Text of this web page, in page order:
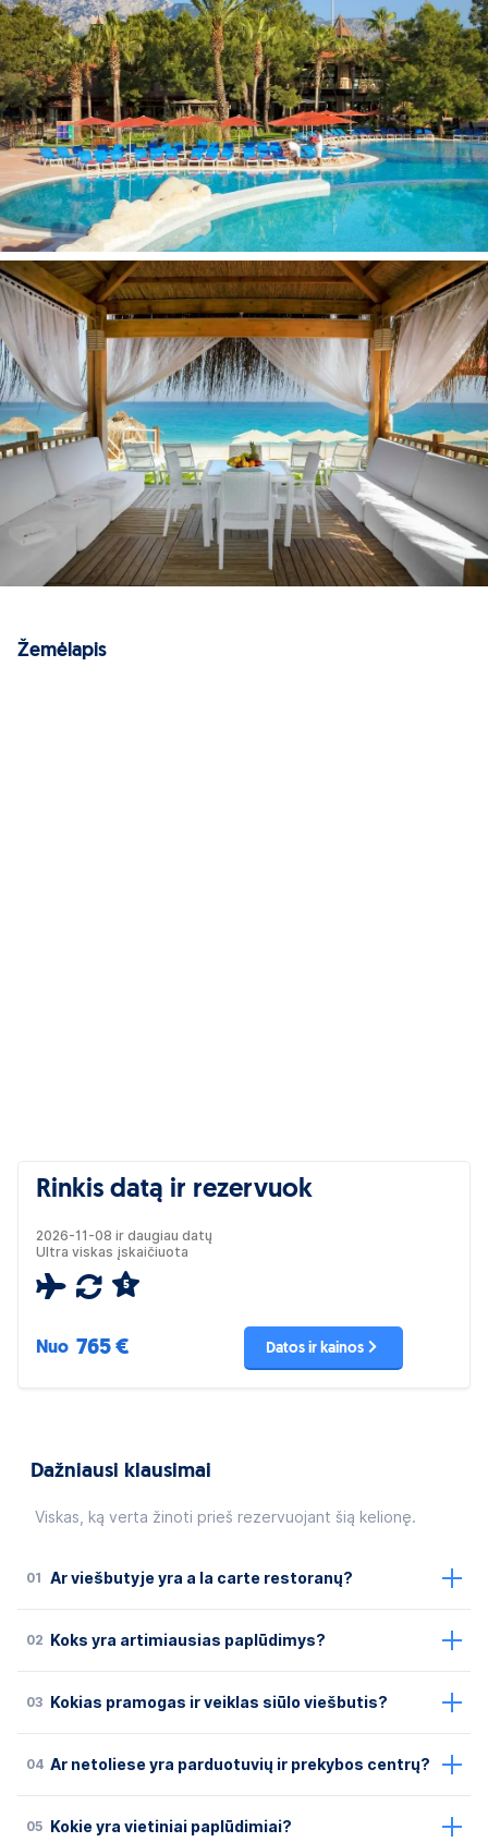
Žemėlapis
Rinkis datą ir rezervuok
2026-11-08 ir daugiau datų
Ultra viskas įskaičiuota
5
Nuo 765 € Datos ir kainos
Dažniausi klausimai
Viskas, ką verta žinoti prieš rezervuojant šią kelionę.
01 Ar viešbutyje yra a la carte restoranų?
02 Koks yra artimiausias paplūdimys?
03 Kokias pramogas ir veiklas siūlo viešbutis?
04 Ar netoliese yra parduotuvių ir prekybos centrų?
05 Kokie yra vietiniai paplūdimiai?